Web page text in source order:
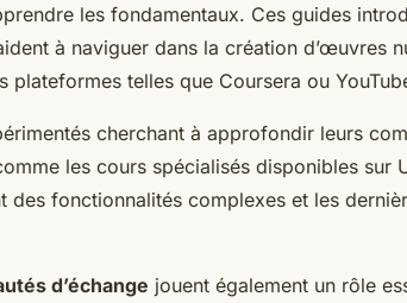
les fondamentaux. Ces guides
à naviguer dans la création d’œuvres
plateformes telles que Coursera ou
cherchant à approfondir leurs
les cours spécialisés disponibles sur
des fonctionnalités complexes et les
d’échange jouent également un rôle